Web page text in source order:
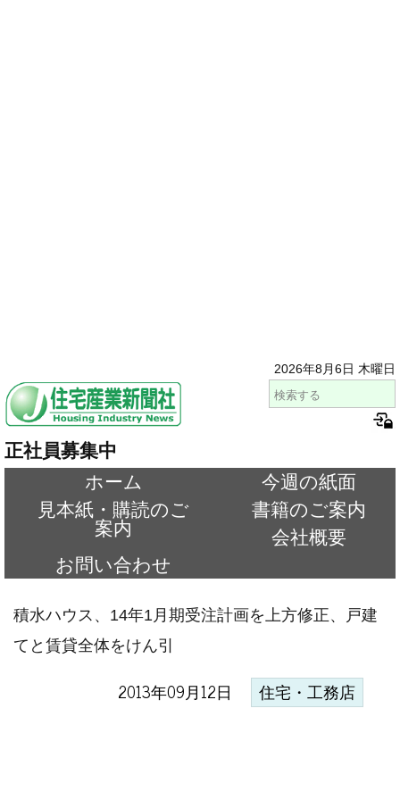
2026年8月6日 木曜日
正社員募集中
ホーム
今週の紙面
見本紙・購読のご
案内
書籍のご案内
会社概要
お問い合わせ
積水ハウス、14年1月期受注計画を上方修正、戸建
てと賃貸全体をけん引
2013年09月12日 住宅・工務店